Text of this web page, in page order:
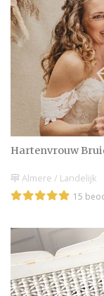
Hartenvrouw
Almere / Landelijk
15